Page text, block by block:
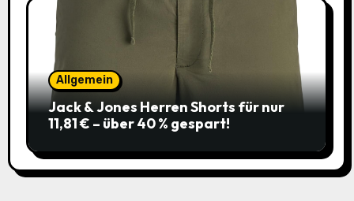
Allgemein
Jack & Jones Herren Shorts für nur
11,81 € – über 40 % gespart!